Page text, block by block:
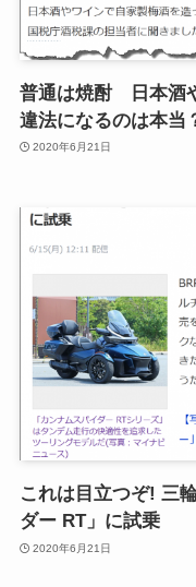
普通は焼酎 日本酒
違法になるのは本
2020年6月21日
これは目立つぞ! 三
ダー RT」に試乗
2020年6月21日